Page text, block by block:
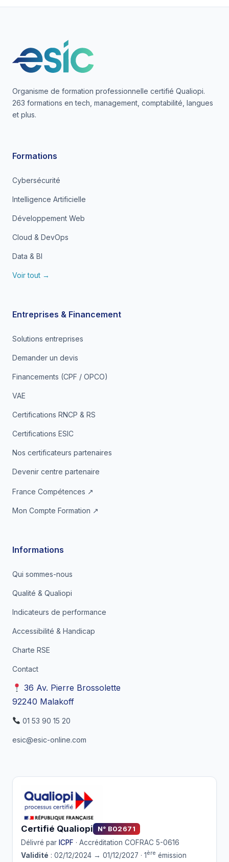
Organisme de formation professionnelle certifié Qualiopi.
263 formations en tech, management, comptabilité, langues
et plus.
Formations
Cybersécurité
Intelligence Artificielle
Développement Web
Cloud & DevOps
Data & BI
Voir tout →
Entreprises & Financement
Solutions entreprises
Demander un devis
Financements (CPF / OPCO)
VAE
Certifications RNCP & RS
Certifications ESIC
Nos certificateurs partenaires
Devenir centre partenaire
France Compétences ↗
Mon Compte Formation ↗
Informations
Qui sommes-nous
Qualité & Qualiopi
Indicateurs de performance
Accessibilité & Handicap
Charte RSE
Contact
36 Av. Pierre Brossolette
92240 Malakoff
01 53 90 15 20
esic@esic-online.com
Certifié Qualiopi
N° B02671
Délivré par ICPF · Accréditation COFRAC 5-0616
Validité : 02/12/2024 → 01/12/2027 · 1 ère émission